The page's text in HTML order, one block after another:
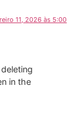
11, 2026 às 5:00
in the